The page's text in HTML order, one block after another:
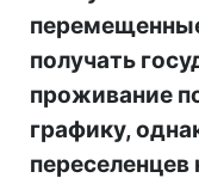
получать
проживание
графику,